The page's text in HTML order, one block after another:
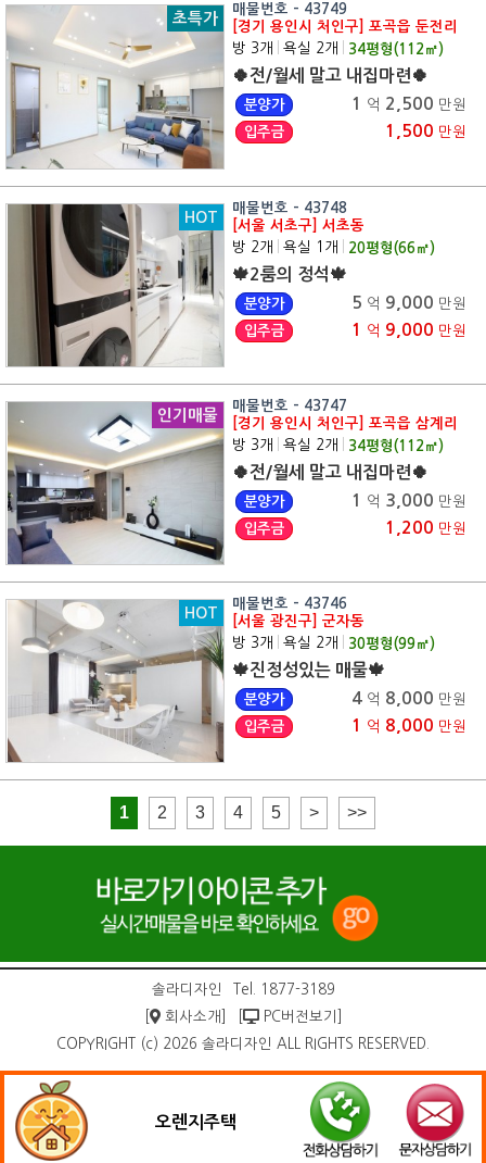
초특가
매물번호 - 43749
[경기 용인시 처인구] 포곡읍 둔전리
방 3개
욕실 2개 34평형(112 ㎡)
🍀전/월세 말고 내집마련🍀
분양가 1 억 2,500 만원
입주금
1,500 만원
HOT
매물번호 - 43748
[서울 서초구] 서초동
방 2개
욕실 1개 20평형(66㎡)
🍁2룸의 정석🍁
분양가 5 억 9,000 만원
입주금
1 억 9,000 만원
인기매물
매물번호 - 43747
[경기 용인시 처인구] 포곡읍 삼계리
방 3개
욕실 2개 34평형(112 ㎡)
🍀전/월세 말고 내집마련🍀
분양가 1 억 3,000 만원
입주금
1,200 만원
HOT
매물번호 - 43746
[서울 광진구] 군자동
방 3개
욕실 2개 30평형(99㎡)
🍁진정성있는 매물🍁
분양가 4 억 8,000 만원
입주금
1 억 8,000 만원
1 2 3 4 5 > >>
솔라디자인
Tel. 1877-3189
회사소개]
PC버전보기]
COPYRIGHT (c) 2026 솔라디자인 ALL RIGHTS RESERVED.
오렌지주택